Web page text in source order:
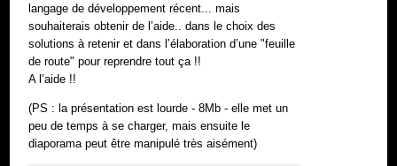
langage de développement récent... mais
souhaiterais obtenir de l’aide.. dans le choix des
solutions à retenir et dans l’élaboration d’une "feuille
de route" pour reprendre tout ça !!
A l’aide !!
(PS : la présentation est lourde - 8Mb - elle met un
peu de temps à se charger, mais ensuite le
diaporama peut être manipulé très aisément)